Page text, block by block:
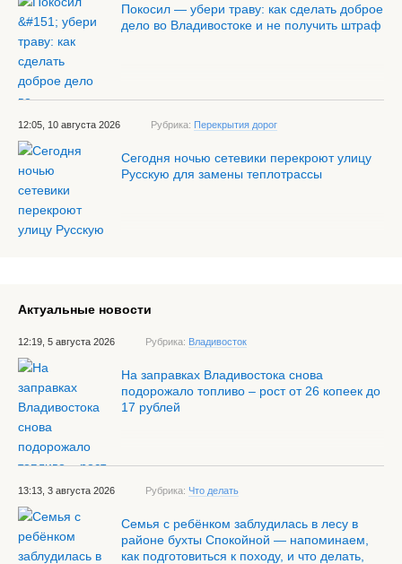
Покосил — убери траву: как сделать доброе
дело во Владивостоке и не получить штраф
12:05, 10 августа 2026 Рубрика: Перекрытия дорог
Сегодня ночью сетевики перекроют улицу
Русскую для замены теплотрассы
Актуальные новости
12:19, 5 августа 2026 Рубрика: Владивосток
На заправках Владивостока снова
подорожало топливо – рост от 26 копеек до
17 рублей
13:13, 3 августа 2026 Рубрика: Что делать
Семья с ребёнком заблудилась в лесу в
районе бухты Спокойной — напоминаем,
как подготовиться к походу, и что делать,